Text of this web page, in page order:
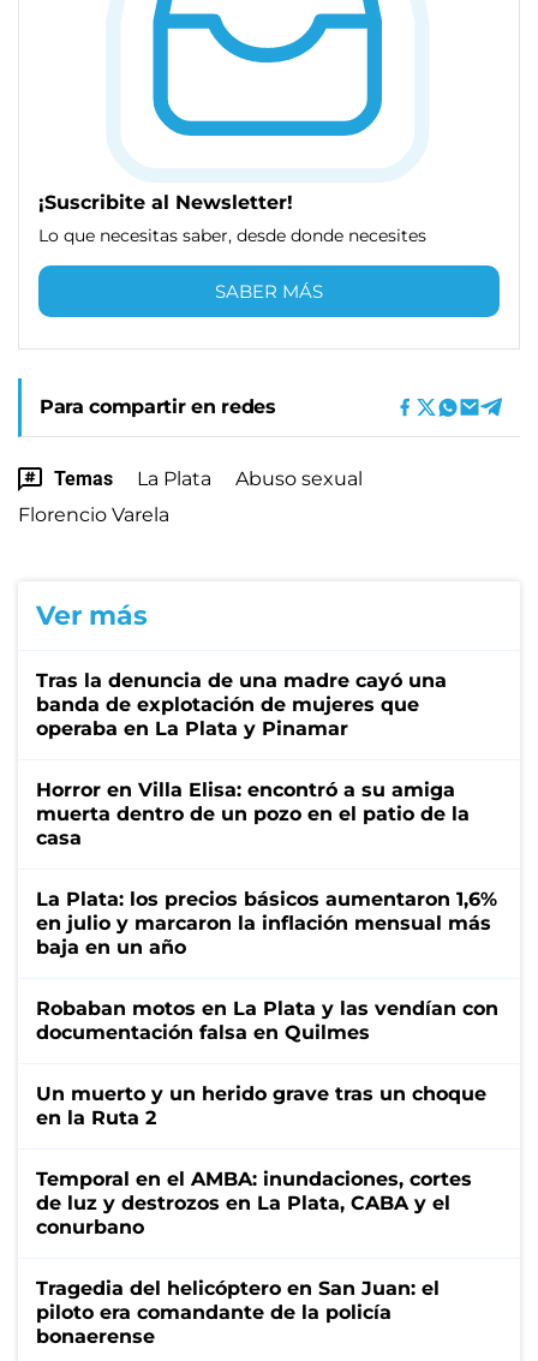
¡Suscribite al Newsletter!
Lo que necesitas saber, desde donde necesites
SABER MÁS
Para compartir en redes
Temas La Plata
Abuso sexual
Florencio Varela
Ver más
Tras la denuncia de una madre cayó una
banda de explotación de mujeres que
operaba en La Plata y Pinamar
Horror en Villa Elisa: encontró a su amiga
muerta dentro de un pozo en el patio de la
casa
La Plata: los precios básicos aumentaron 1,6%
en julio y marcaron la inflación mensual más
baja en un año
Robaban motos en La Plata y las vendían con
documentación falsa en Quilmes
Un muerto y un herido grave tras un choque
en la Ruta 2
Temporal en el AMBA: inundaciones, cortes
de luz y destrozos en La Plata, CABA y el
conurbano
Tragedia del helicóptero en San Juan: el
piloto era comandante de la policía
bonaerense